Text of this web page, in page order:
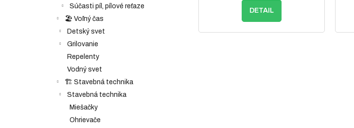
Súčasti píl, pílové reťaze
🏖️ Voľný čas
Detský svet
Grilovanie
Repelenty
Vodný svet
🏗️ Stavebná technika
Stavebná technika
Miešačky
Ohrievače
DETAIL